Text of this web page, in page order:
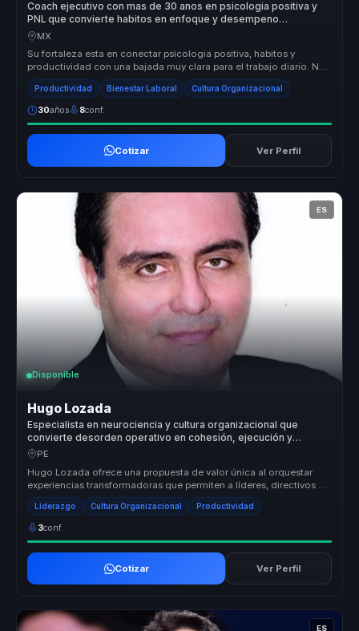
Coach ejecutivo con mas de 30 anos en psicologia positiva y
PNL que convierte habitos en enfoque y desempeno
sostenible para lideres y equipos.
MX
Su fortaleza esta en conectar psicologia positiva, habitos y
productividad con una bajada muy clara para el trabajo diario. No
habla de b...
Productividad Bienestar Laboral Cultura Organizacional
30años 8conf.
Cotizar Ver Perfil
ES
Disponible
Hugo Lozada
Especialista en neurociencia y cultura organizacional que
convierte desorden operativo en cohesión, ejecución y
productividad para organizaciones.
PE
Hugo Lozada ofrece una propuesta de valor única al orquestar
experiencias transformadoras que permiten a líderes, directivos y
responsabl...
Liderazgo Cultura Organizacional Productividad
3conf.
Cotizar Ver Perfil
ES